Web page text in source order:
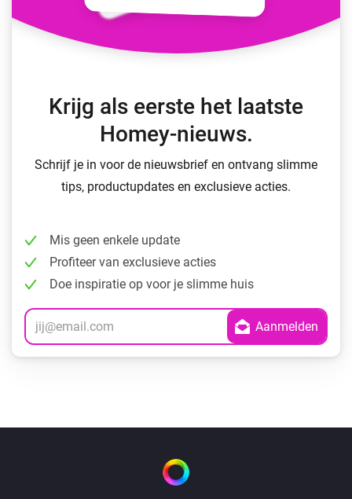
Krijg als eerste het laatste
Homey-nieuws.
Schrijf je in voor de nieuwsbrief en ontvang slimme
tips, productupdates en exclusieve acties.
Mis geen enkele update
Profiteer van exclusieve acties
Doe inspiratie op voor je slimme huis